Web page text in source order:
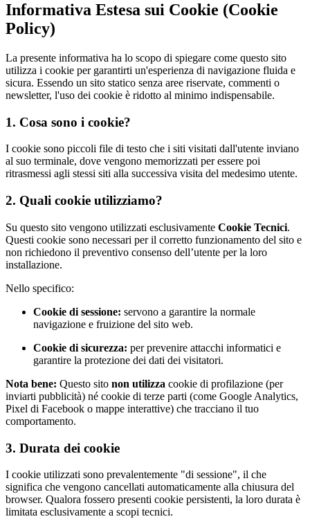
Informativa Estesa sui Cookie (Cookie
Policy)
La presente informativa ha lo scopo di spiegare come questo sito
utilizza i cookie per garantirti un'esperienza di navigazione fluida e
sicura. Essendo un sito statico senza aree riservate, commenti o
newsletter, l'uso dei cookie è ridotto al minimo indispensabile.
1. Cosa sono i cookie?
I cookie sono piccoli file di testo che i siti visitati dall'utente inviano
al suo terminale, dove vengono memorizzati per essere poi
ritrasmessi agli stessi siti alla successiva visita del medesimo utente.
2. Quali cookie utilizziamo?
Su questo sito vengono utilizzati esclusivamente Cookie Tecnici.
Questi cookie sono necessari per il corretto funzionamento del sito e
non richiedono il preventivo consenso dell’utente per la loro
installazione.
Nello specifico:
Cookie di sessione: servono a garantire la normale
navigazione e fruizione del sito web.
Cookie di sicurezza: per prevenire attacchi informatici e
garantire la protezione dei dati dei visitatori.
Nota bene: Questo sito non utilizza cookie di profilazione (per
inviarti pubblicità) né cookie di terze parti (come Google Analytics,
Pixel di Facebook o mappe interattive) che tracciano il tuo
comportamento.
3. Durata dei cookie
I cookie utilizzati sono prevalentemente "di sessione", il che
significa che vengono cancellati automaticamente alla chiusura del
browser. Qualora fossero presenti cookie persistenti, la loro durata è
limitata esclusivamente a scopi tecnici.